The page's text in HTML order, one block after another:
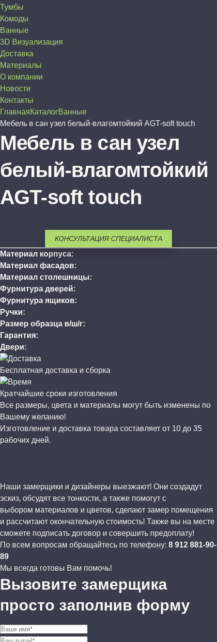
Тумбы
Комоды
Ванные
3D Визуализация
Доставка
Материалы
О компании
Новости
Контакты
ГлавнаяКаталогВанные
Мебель в сан узел белый-влагомтойкий AGT-soft touch
Мебель в сан узел
белый-влагомтойкий
AGT-soft touch
КОНСУЛЬТАЦИЯ СПЕЦИАЛИСТА
Материал корпуса:
Материал фасадов:
Материал столешницы:
Фурнитура дверей:
Фурнитура ящиков:
Ручки:
Размер образца в/ш/г:
Гарантия:
Двери:
Бесплатная доставка и сборка
Кратчайшие сроки изготовления
Все размеры, цвета и материалы могут быть изменены по
Вашему желанию!
Изготовление и доставка товара составляет от 10 до 35
рабочих дней.
Наши замерщики и дизайнеры выезжают! Они создадут
эскиз, обсудят все тонкости, а также помогут с
выбором материалов и цветов, сделают замер помещения
и рассчитают окончательную стоимость! Также вы на месте
сможете подписать договор и совершить предоплату!
По всем вопросам обращайтесь по телефону: 8 912 881-90-
89
Мы всегда готовы Вам помочь!
Вызовите замерщика
просто заполнив форму